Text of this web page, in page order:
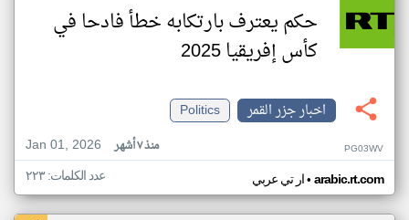
حكم يعترف بارتكابه خطأ فادحا في
كأس إفريقيا 2025
اخبار جزر القمر
Politics
Jan 01, 2026
منذ ٧ أشهر PG03WV
ار تي عربي• arabic.rt.com عدد الكلمات: ٢٢٣